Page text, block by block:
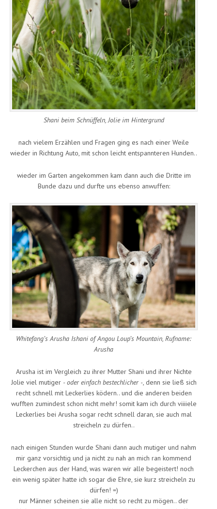
Shani beim Schnüffeln, Jolie im Hintergrund
nach vielem Erzählen und Fragen ging es nach einer Weile
wieder in Richtung Auto, mit schon leicht entspannteren Hunden..
wieder im Garten angekommen kam dann auch die Dritte im
Bunde dazu und durfte uns ebenso anwuffen:
Whitefang’s Arusha Ishani of Angou Loup’s Mountain, Rufname:
Arusha
Arusha ist im Vergleich zu ihrer Mutter Shani und ihrer Nichte
Jolie viel mutiger - oder einfach bestechlicher -, denn sie ließ sich
recht schnell mit Leckerlies ködern.. und die anderen beiden
wufften zumindest schon nicht mehr! somit kam ich durch viiiiele
Leckerlies bei Arusha sogar recht schnell daran, sie auch mal
streicheln zu dürfen..
nach einigen Stunden wurde Shani dann auch mutiger und nahm
mir ganz vorsichtig und ja nicht zu nah an mich ran kommend
Leckerchen aus der Hand, was waren wir alle begeistert! noch
ein wenig später hatte ich sogar die Ehre, sie kurz streicheln zu
dürfen! =)
nur Männer scheinen sie alle nicht so recht zu mögen.. der